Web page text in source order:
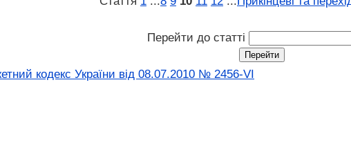
Перейти до статті
кодекс України від 08.07.2010 № 2456-VI